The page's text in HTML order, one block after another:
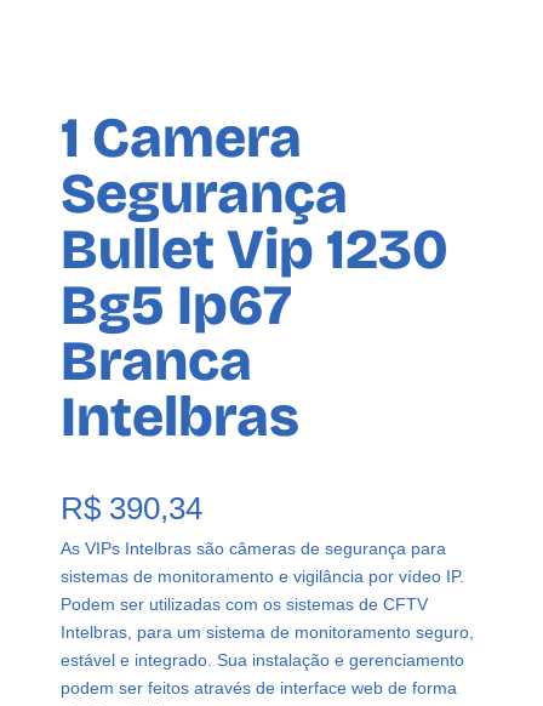
1 Camera
Segurança
Bullet Vip 1230
Bg5 Ip67
Branca
Intelbras
R$390,34
As VIPs Intelbras são câmeras de segurança para
sistemas de monitoramento e vigilância por vídeo IP.
Podem ser utilizadas com os sistemas de CFTV
Intelbras, para um sistema de monitoramento seguro,
estável e integrado. Sua instalação e gerenciamento
podem ser feitos através de interface web de forma